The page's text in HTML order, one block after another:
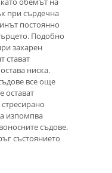
при сърдечна
постоянно
Подобно
захарен
стават
ниска.
все още
остават
изпомпва
съдове.
състоянието